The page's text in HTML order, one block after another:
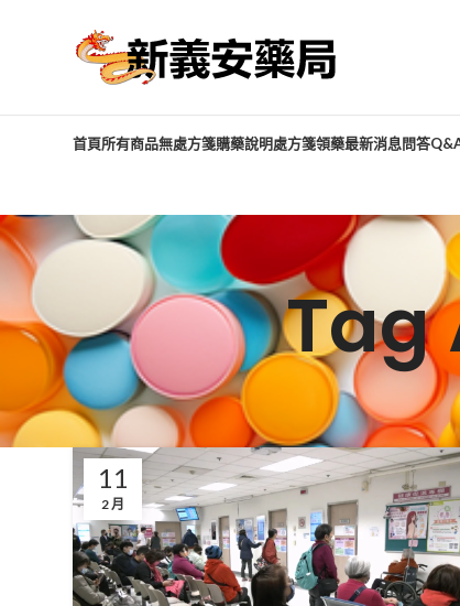
首頁所有商品無處方箋購藥說明處方箋領藥最新消息問答
Tag
11
2 月